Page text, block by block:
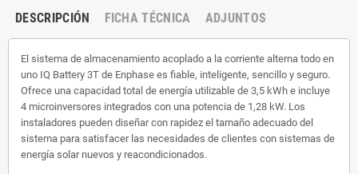
DESCRIPCIÓN FICHA TÉCNICA ADJUNTOS
El sistema de almacenamiento acoplado a la corriente alterna todo en
uno IQ Battery 3T de Enphase es fiable, inteligente, sencillo y seguro.
Ofrece una capacidad total de energía utilizable de 3,5 kWh e incluye
4 microinversores integrados con una potencia de 1,28 kW. Los
instaladores pueden diseñar con rapidez el tamaño adecuado del
sistema para satisfacer las necesidades de clientes con sistemas de
energía solar nuevos y reacondicionados.